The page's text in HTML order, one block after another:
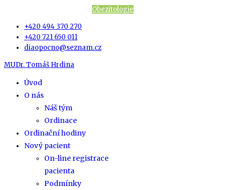
Obezitologie
+420 494 370 270
+420 721 650 011
diaopocno@seznam.cz
MUDr. Tomáš Hrdina
Úvod
O nás
Náš tým
Ordinace
Ordinační hodiny
Nový pacient
On-line registrace
pacienta
Podmínky